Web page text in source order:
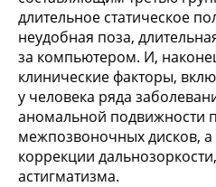
длительное статическое
неудобная поза,
за компьютером. И,
клинические факторы,
у человека ряда
аномальной подвижности
межпозвоночных дисков, а
коррекции
астигматизма.